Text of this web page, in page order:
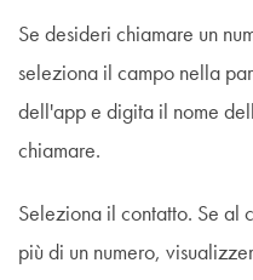
Se desideri chiamare un
seleziona il campo nella
dell'app e digita il nome
chiamare.
Seleziona il contatto. Se al
più di un numero,